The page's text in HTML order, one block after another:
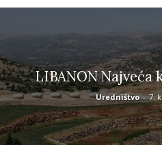
LIBANON Najveća
Uredništvo - 7.